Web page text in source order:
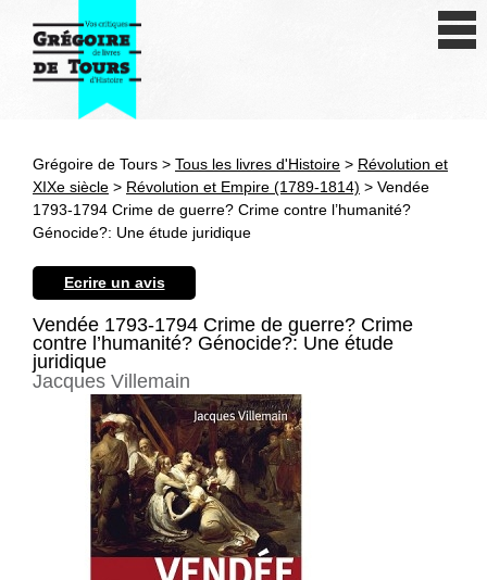
Antiquité
Moyen Age
Révolution et XIXe siècle
Autres civilisations
Thématiques
Grégoire de Tours > Tous les livres d'Histoire > Révolution et
XIXe siècle > Révolution et Empire (1789-1814) > Vendée
1793-1794 Crime de guerre? Crime contre l’humanité?
Génocide?: Une étude juridique
Ecrire un avis
Vendée 1793-1794 Crime de guerre? Crime
contre l’humanité? Génocide?: Une étude
juridique
Jacques Villemain